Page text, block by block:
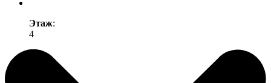
Этаж:
4